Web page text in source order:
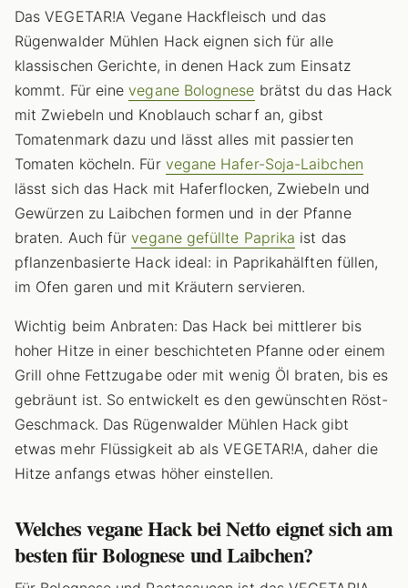
Das VEGETAR!A Vegane Hackfleisch und das
Rügenwalder Mühlen Hack eignen sich für alle
klassischen Gerichte, in denen Hack zum Einsatz
kommt. Für einevegane Bolognese brätst du das Hack
mit Zwiebeln und Knoblauch scharf an, gibst
Tomatenmark dazu und lässt alles mit passierten
Tomaten köcheln. Für vegane Hafer-Soja-Laibchen
lässt sich das Hack mit Haferflocken, Zwiebeln und
Gewürzen zu Laibchen formen und in der Pfanne
braten. Auch fürvegane gefüllte Paprika ist das
pflanzenbasierte Hack ideal: in Paprikahälften füllen,
im Ofen garen und mit Kräutern servieren.
Wichtig beim Anbraten: Das Hack bei mittlerer bis
hoher Hitze in einer beschichteten Pfanne oder einem
Grill ohne Fettzugabe oder mit wenig Öl braten, bis es
gebräunt ist. So entwickelt es den gewünschten Röst-
Geschmack. Das Rügenwalder Mühlen Hack gibt
etwas mehr Flüssigkeit ab als VEGETAR!A, daher die
Hitze anfangs etwas höher einstellen.
Welches vegane Hack bei Netto eignet sich am
besten für Bolognese und Laibchen?